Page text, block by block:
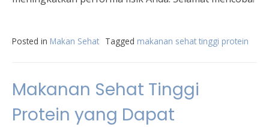
Posted in Makan Sehat Tagged makanan sehat tinggi protein
Makanan Sehat Tinggi
Protein yang Dapat